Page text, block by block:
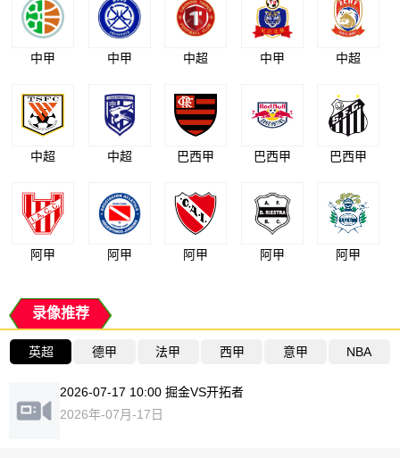
中甲 中甲 中超 中甲 中超
中超 中超 巴西甲 巴西甲 巴西甲
阿甲 阿甲 阿甲 阿甲 阿甲
录像推荐
英超 德甲 法甲 西甲 意甲 NBA
2026-07-17 10:00 掘金VS开拓者
2026年-07月-17日